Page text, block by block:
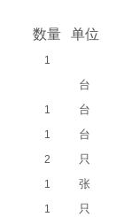
数量 单位
1
台
1 台
1 台
2 只
1 张
1 只